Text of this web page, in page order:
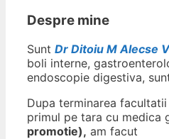
Despre mine
Sunt Dr Ditoiu M Alecse
boli interne,
endoscopie digestiva,
Dupa terminarea
primul pe tara cu medica
promotie), am facut